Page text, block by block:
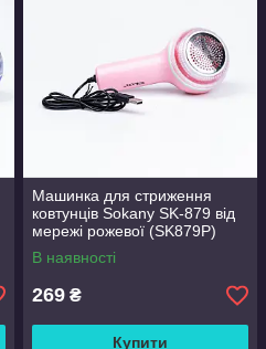
Машинка для стриження
ковтунців Sokany SK-879 від
мережі рожевої (SK879P)
В наявності
269 ₴
Купити